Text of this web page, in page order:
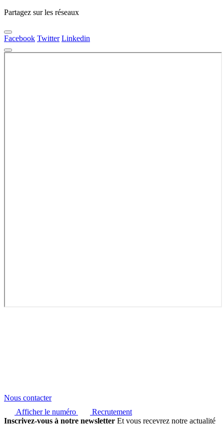
Partagez sur les réseaux
Facebook Twitter Linkedin
Nous contacter
Afficher le numéro
Recrutement
Inscrivez-vous à notre newsletter Et vous recevrez notre actualité